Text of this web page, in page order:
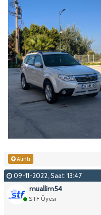
Alıntı
09-11-2022, Saat: 13:47
muallim54
STF Üyesi